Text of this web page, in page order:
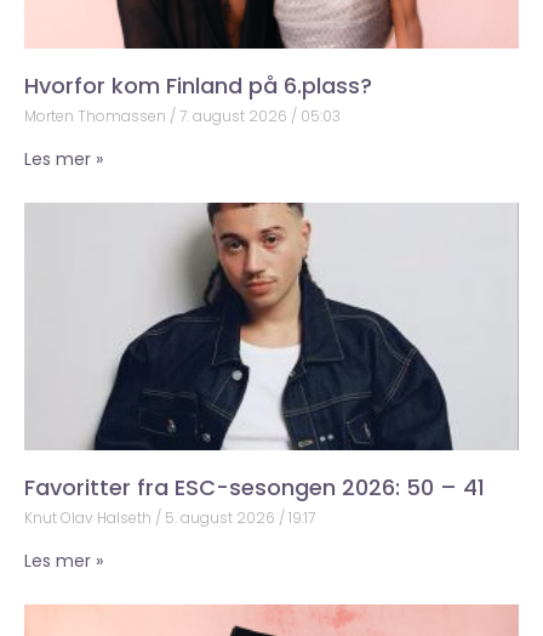
Hvorfor kom Finland på 6.plass?
Morten Thomassen 7. august 2026 05:03
Les mer »
Favoritter fra ESC-sesongen 2026: 50 – 41
Knut Olav Halseth 5. august 2026 19:17
Les mer »